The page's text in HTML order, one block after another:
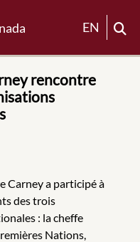
EN
rencontre
Carney a participé à
des trois
: la cheffe
Nations,